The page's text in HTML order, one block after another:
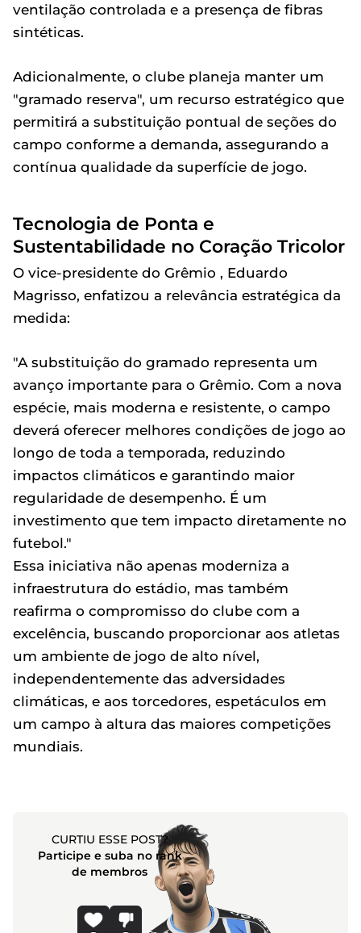
ventilação controlada e a presença de fibras
sintéticas.
Adicionalmente, o clube planeja manter um
"gramado reserva", um recurso estratégico que
permitirá a substituição pontual de seções do
campo conforme a demanda, assegurando a
contínua qualidade da superfície de jogo.
Tecnologia de Ponta e
Sustentabilidade no Coração Tricolor
O vice-presidente do Grêmio , Eduardo
Magrisso, enfatizou a relevância estratégica da
medida:
"A substituição do gramado representa um
avanço importante para o Grêmio. Com a nova
espécie, mais moderna e resistente, o campo
deverá oferecer melhores condições de jogo ao
longo de toda a temporada, reduzindo
impactos climáticos e garantindo maior
regularidade de desempenho. É um
investimento que tem impacto diretamente no
futebol."
Essa iniciativa não apenas moderniza a
infraestrutura do estádio, mas também
reafirma o compromisso do clube com a
excelência, buscando proporcionar aos atletas
um ambiente de jogo de alto nível,
independentemente das adversidades
climáticas, e aos torcedores, espetáculos em
um campo à altura das maiores competições
mundiais.
CURTIU ESSE POST?
Participe e suba no rank
de membros